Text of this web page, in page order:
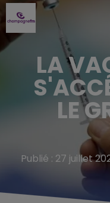
LA
LE
Publié : 27 juillet